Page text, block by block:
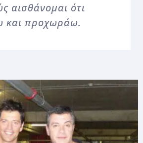
αισθάνομαι ότι
και προχωράω.